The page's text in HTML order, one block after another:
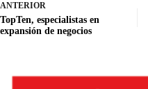
ANTERIOR
TopTen, especialistas en
expansión de negocios